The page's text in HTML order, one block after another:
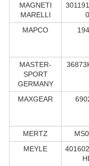
MAGNETI
MARELLI
0
MAPCO
MASTER-
SPORT
GERMANY
MAXGEAR
MERTZ
MEYLE